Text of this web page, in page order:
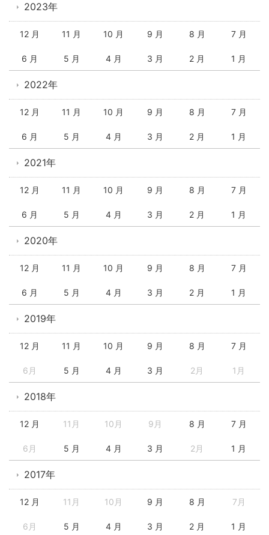
2023年
12 月 11 月 10 月 9 月 8 月 7 月
6 月 5 月 4 月 3 月 2 月 1 月
2022年
12 月 11 月 10 月 9 月 8 月 7 月
6 月 5 月 4 月 3 月 2 月 1 月
2021年
12 月 11 月 10 月 9 月 8 月 7 月
6 月 5 月 4 月 3 月 2 月 1 月
2020年
12 月 11 月 10 月 9 月 8 月 7 月
6 月 5 月 4 月 3 月 2 月 1 月
2019年
12 月 11 月 10 月 9 月 8 月 7 月
6月 5 月 4 月 3 月 2月 1月
2018年
12 月 11月 10月 9月 8 月 7 月
6月 5 月 4 月 3 月 2月 1 月
2017年
12 月 11月 10月 9 月 8 月 7月
6月 5 月 4 月 3 月 2 月 1 月